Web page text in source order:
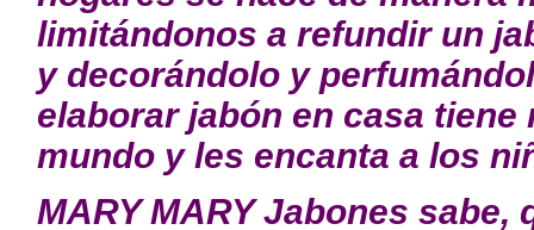
limitándonos a refundir un
y decorándolo y
elaborar jabón en casa
mundo y les encanta a los
MARY MARY Jabones